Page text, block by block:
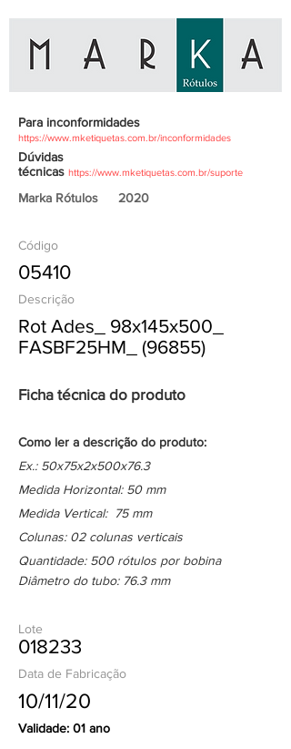
Para inconformidades
https://www.mketiquetas.com.br/inconformidades
Dúvidas
técnicas https://www.mketiquetas.com.br/suporte
Marka Rótulos 2020
Código
05410
Descrição
Rot Ades_ 98x145x500_
FASBF25HM_ (96855)
Ficha técnica do produto
Como ler a descrição do produto:
Ex.: 50x75x2x500x76.3
Medida Horizontal: 50 mm
Medida Vertical: 75 mm
Colunas: 02 colunas verticais
Quantidade: 500 rótulos por bobina
Diâmetro do tubo: 76.3 mm
Lote
018233
Data de Fabricação
10/11/20
Validade: 01 ano